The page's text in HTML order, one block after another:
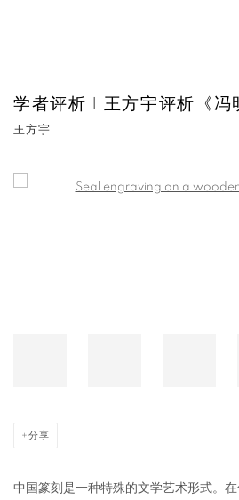
学者评析 | 王方宇评析《冯
王方宇
Open a larger version of the following
分享
中国篆刻是一种特殊的文学艺术形式。